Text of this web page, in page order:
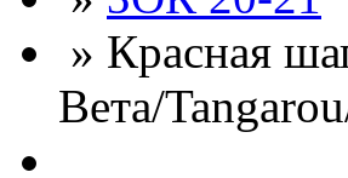
» Красная
Вета/